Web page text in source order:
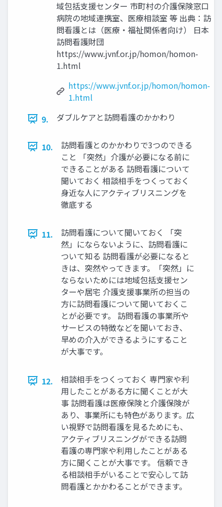
域包括支援センター 市町村の介護保険窓口
病院の地域連携室、医療相談室 等 出典：訪
問看護とは（医療・福祉関係者向け） 日本
訪問看護財団
https://www.jvnf.or.jp/homon/homon-
1.html
https://www.jvnf.or.jp/homon/homon-
1.html
9.
ダブルケアと訪問看護のかかわり
10.
訪問看護とのかかわりで3つのできる
こと 「突然」介護が必要になる前に
できることがある 訪問看護について
聞いておく 相談相手をつくっておく
身近な人にアクティブリスニングを
徹底する
11.
訪問看護について聞いておく 「突
然」にならないように、訪問看護に
ついて知る 訪問看護が必要になると
きは、突然やってきます。「突然」に
ならないためには地域包括支援セン
ターや居宅 介護支援事業所の担当の
方に訪問看護について聞いておくこ
とが必要です。 訪問看護の事業所や
サービスの特徴などを聞いておき、
早めの介入ができるようにすること
が大事です。
12.
相談相手をつくっておく 専門家や利
用したことがある方に聞くことが大
事 訪問看護は医療保険と介護保険が
あり、事業所にも特色があります。広
い視野で訪問看護を見るためにも、
アクティブリスニングができる訪問
看護の専門家や利用したことがある
方に聞くことが大事です。 信頼でき
る相談相手がいることで安心して訪
問看護とかかわることができます。